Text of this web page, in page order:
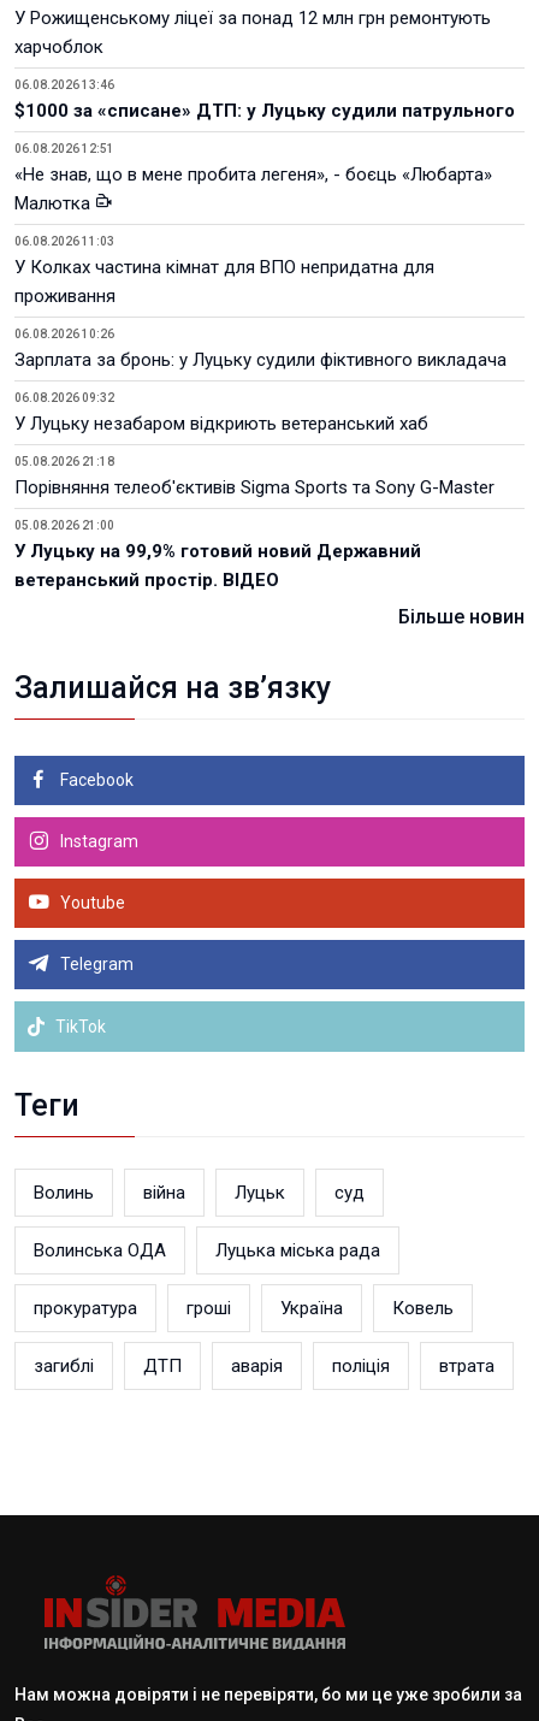
У Рожищенському ліцеї за понад 12 млн грн ремонтують
харчоблок
06.08.2026 13:46
$1000 за «списане» ДТП: у Луцьку судили патрульного
06.08.2026 12:51
«Не знав, що в мене пробита легеня», - боєць «Любарта»
Малютка
06.08.2026 11:03
У Колках частина кімнат для ВПО непридатна для
проживання
06.08.2026 10:26
Зарплата за бронь: у Луцьку судили фіктивного викладача
06.08.2026 09:32
У Луцьку незабаром відкриють ветеранський хаб
05.08.2026 21:18
Порівняння телеоб'єктивів Sigma Sports та Sony G-Master
05.08.2026 21:00
У Луцьку на 99,9% готовий новий Державний
ветеранський простір. ВІДЕО
Більше новин
Залишайся на зв’язку
Facebook
Instagram
Youtube
Telegram
TikTok
Теги
Волинь війна Луцьк суд
Волинська ОДА Луцька міська рада
прокуратура гроші Україна Ковель
загиблі ДТП аварія поліція втрата
Нам можна довіряти і не перевіряти, бо ми це уже зробили за